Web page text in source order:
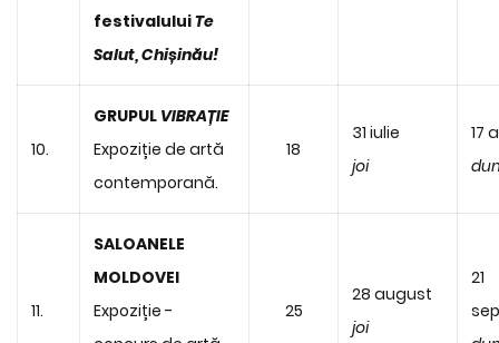
festivaluluiTe
Salut, Chișinău!
10.
GRUPUL VIBRAȚIE
Expoziție de artă
contemporană.
18
31 iulie
joi
17
11.
SALOANELE
MOLDOVEI
Expoziție -
25
28 august
joi
21